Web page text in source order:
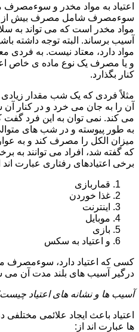
اعتیاد به مواد مخدر و سوءمصرف
سوءمصرف شامل مصرف بیش از
مواد مخدر است که می تواند به
آسیب برساند. البته توجه
مواد دارد، معتاد نیست. به فردی
و یا مصرف یک نوع ماده ی خاص
کنار بگذارد.
مثلاً فردی که یک شب مقدار
آن را به جان می خرد و در کنار
می کند. نمی توان به این فرد گفت
به طور پیوسته و در شب های
میزان الکل را مصرف کند و به
که گفته شد، افراد می توانند به
برخی اعتیادهای رفتاری عبارت اند
قماربازی
غذا خوردن
اینترنت
موبایل
بازی
و اعتیاد به سکس
کسی که اعتیاد دارد، سوءمصرف
درگیر آسیب های بلند مدت آن می
آسیب ها و نشانه های اعتیاد
اعتیاد باعث ایجاد علائمی
ها عبارت اند از: